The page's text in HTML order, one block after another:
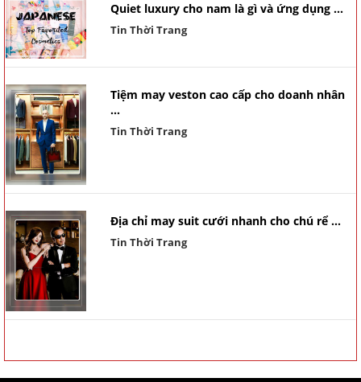
Quiet luxury cho nam là gì và ứng dụng ...
Tin Thời Trang
Tiệm may veston cao cấp cho doanh nhân
...
Tin Thời Trang
Địa chỉ may suit cưới nhanh cho chú rể ...
Tin Thời Trang